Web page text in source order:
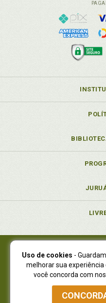
Juruá Editora Ltda.,
Juruá Informática
NOVO ENDEREÇO:R. Flávio
Curitiba -
Atendimento: (41) 4009-3900|
Uso de cookies -
melhorar sua experiência
você concorda com